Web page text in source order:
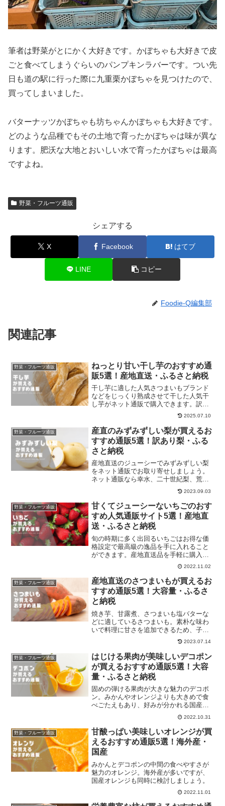
筆者は野菜がとにかく大好きです。かぼちゃも大好きで皮
ごと食べてしまうぐらいのパンプキンラバーです。つい先
日も道の駅に行った際に九重栗かぼちゃを見つけたので、
買ってしまいました。
バターナッツかぼちゃも坊ちゃんかぼちゃも大好きです。
どのような品種でもその土地で育ったかぼちゃは味が異な
ります。肥沃な大地とおいしい水で育ったかぼちゃは最高
ですよね。
野菜・フルーツ通販
シェアする
X Facebook はてブ
LINE コピー
Foodie-Q編集部
関連記事
野菜・フルーツ通販
ねっとり甘い干し芋のおすすめ通
販5選！産地直送・ふるさと納税
干し芋に適した人気さつまいもブランド
などをじっくり熟成させて干した人気干
し芋がネット通販で購入できます。訳あ
りお買い得品など魅力的な干し芋通販を
比較してください。専門店直送の商品が
非常に多いです。
2025.07.10
野菜・フルーツ通販
産直のみずみずしい梨が買えるお
すすめ通販5選！訳あり梨・ふる
さと納税
産地直送のジューシーでみずみずしい梨
をネット通販でお取り寄せしましょう。
ネット通販なら幸水、二十世紀梨、荒尾
梨、加賀梨など多種多様なブランド梨を
2023.09.03
野菜・フルーツ通販
甘くてジューシーないちごのおす
すめ人気通販サイト5選！産地直
送・ふるさと納税
旬の時期に多く出回るいちごはお得な価
格設定で最高級の逸品を手に入れること
ができます。産地直送品を手軽に購入し
ましょう。ふるさと納税なども活用して
2022.11.02
野菜・フルーツ通販
産地直送のさつまいもが買えるお
すすめ通販5選！大容量・ふるさ
と納税
焼き芋、甘露煮、さつまいも塩バターな
どに適しているさつまいも。素朴な味わ
いで料理に甘さを追加できるため、子供
の甘いお菓子の代用品としても重宝する
存在です。農家直送の産直通販や自治体
運営のふるさと納税などを活用すると良
いですよ。
2023.07.14
野菜・フルーツ通販
はじける果肉が美味しいデコポン
が買えるおすすめ通販5選！大容
量・ふるさと納税
固めの弾ける果肉が大きな魅力のデコポ
ン。みかんやオレンジよりも大きめで食
べごたえもあり、好みが分かれる国産フ
ルーツのひとつです。本記事で美味しい
デコポンが買える通販サイトを比較して
ください。
2022.10.31
野菜・フルーツ通販
甘酸っぱい美味しいオレンジが買
えるおすすめ通販5選！海外産・
国産
みかんとデコポンの中間の食べやすさが
魅力のオレンジ。海外産が多いですが、
国産オレンジも同時に検討しましょう。
2022.11.01